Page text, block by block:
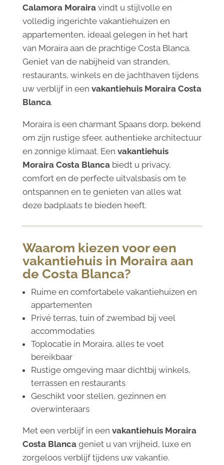
Calamora Morairavindt u stijlvolle en
volledig ingerichte vakantiehuizen en
appartementen, ideaal gelegen in het hart
van Moraira aan de prachtige Costa Blanca.
Geniet van de nabijheid van stranden,
restaurants, winkels en de jachthaven tijdens
uw verblijf in een vakantiehuis Moraira Costa
Blanca.
Moraira is een charmant Spaans dorp, bekend
om zijn rustige sfeer, authentieke architectuur
en zonnige klimaat. Een vakantiehuis
Moraira Costa Blancabiedt u privacy,
comfort en de perfecte uitvalsbasis om te
ontspannen en te genieten van alles wat
deze badplaats te bieden heeft.
Waarom kiezen voor een
vakantiehuis in Moraira aan
de Costa Blanca?
Ruime en comfortabele vakantiehuizen en
appartementen
Privé terras, tuin of zwembad bij veel
accommodaties
Toplocatie in Moraira, alles te voet
bereikbaar
Rustige omgeving maar dichtbij winkels,
terrassen en restaurants
Geschikt voor stellen, gezinnen en
overwinteraars
Met een verblijf in een vakantiehuis Moraira
Costa Blancageniet u van vrijheid, luxe en
zorgeloos verblijf tijdens uw vakantie.